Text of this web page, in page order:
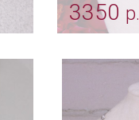
3350 р.
Арт: ser_0064